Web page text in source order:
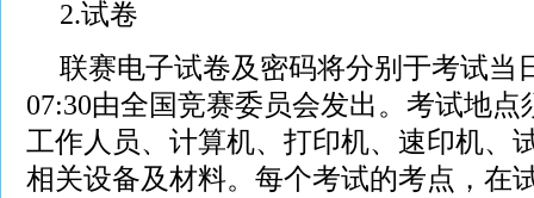
2.试卷
联赛电子试卷及密码将分别于考试当
07:30由全国竞赛委员会发出。考试地
工作人员、计算机、打印机、速印机、
相关设备及材料。每个考试的考点，在